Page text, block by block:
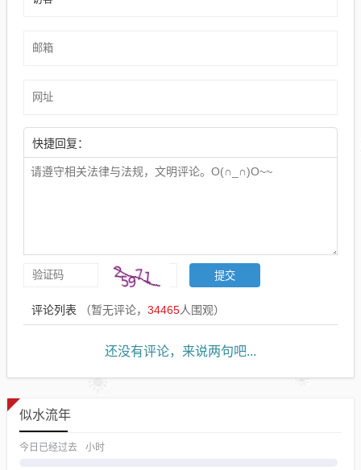
快捷回复：
评论列表 （暂无评论， 34465人围观）
还没有评论，来说两句吧...
似水流年
今日已经过去 小时